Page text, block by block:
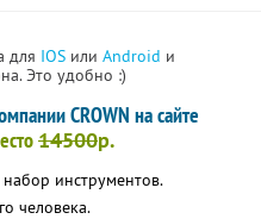
для IOS или Android и
Это удобно :)
CROWN на сайте
14500р.
инструментов.
человека.